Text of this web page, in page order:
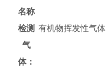
名称
检测
气
体：
有机物挥发性气体